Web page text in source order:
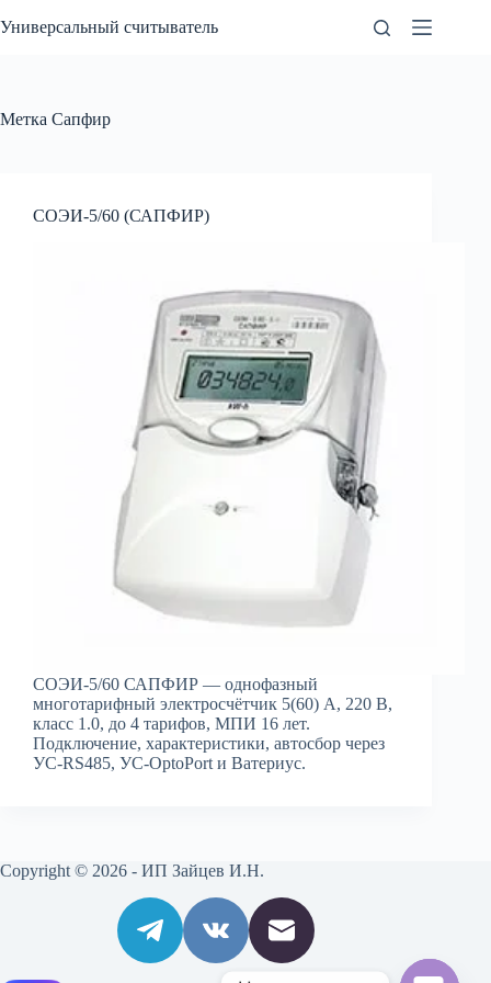
к
Универсальный считыватель
Метка Сапфир
СОЭИ-5/60 (САПФИР)
СОЭИ-5/60 САПФИР — однофазный
многотарифный электросчётчик 5(60) А, 220 В,
класс 1.0, до 4 тарифов, МПИ 16 лет.
Подключение, характеристики, автосбор через
УС-RS485, УС-OptoPort и Ватериус.
Copyright © 2026 - ИП Зайцев И.Н.